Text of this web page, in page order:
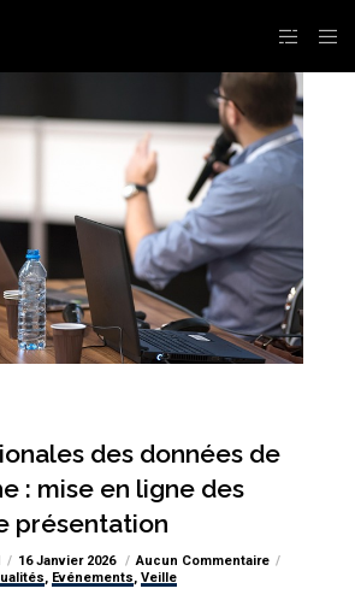
des données de
: mise en ligne des
présentation
16 Janvier 2026
Aucun Commentaire
, Evénements, Veille